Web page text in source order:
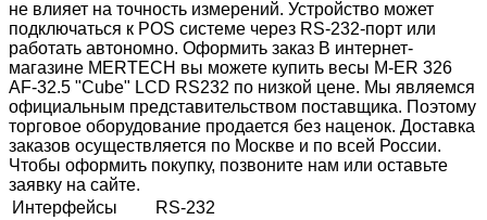
не влияет на точность измерений. Устройство может
подключаться к POS системе через RS-232-порт или
работать автономно. Оформить заказ В интернет-
магазине MERTECH вы можете купить весы M-ER 326
AF-32.5 "Cube" LCD RS232 по низкой цене. Мы являемся
официальным представительством поставщика. Поэтому
торговое оборудование продается без наценок. Доставка
заказов осуществляется по Москве и по всей России.
Чтобы оформить покупку, позвоните нам или оставьте
заявку на сайте.
Интерфейсы
RS-232